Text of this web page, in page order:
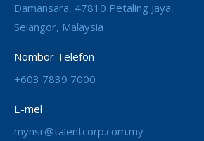
Damansara, 47810 Petaling Jaya,
Selangor, Malaysia
Nombor Telefon
+603 7839 7000
E-mel
mynsr@talentcorp.com.my